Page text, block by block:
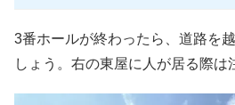
3番ホールが終わったら、道路を
しょう。右の東屋に人が居る際は